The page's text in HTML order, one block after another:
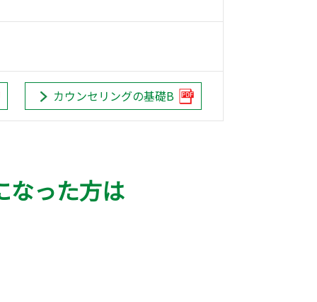
カウンセリングの基礎B
なった方は